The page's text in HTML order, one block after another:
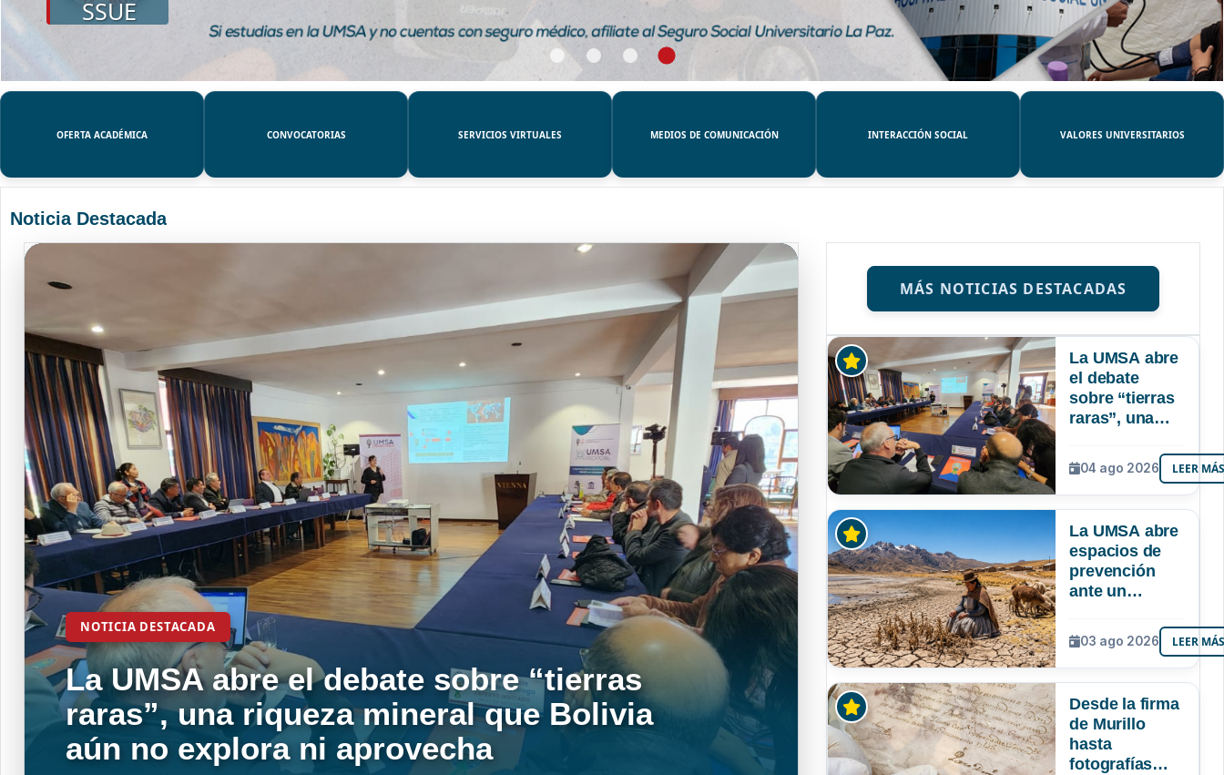
SSUE
OFERTA ACADÉMICA CONVOCATORIAS SERVICIOS VIRTUALES MEDIOS DE COMUNICACIÓN INTERACCIÓN SOCIAL VALORES UNIVERSITARIOS
Noticia Destacada
NOTICIA DESTACADA
La UMSA abre el debate sobre “tierras
raras”, una riqueza mineral que Bolivia
aún no explora ni aprovecha
MÁS NOTICIAS DESTACADAS
La UMSA abre
el debate
sobre “tierras
raras”, una
mineral que
Bolivia aún no
explora ni
04 ago 2026 LEER
La UMSA abre
espacios de
prevención
ante un
Niño que
podría superar
a los tres
Bolivia
03 ago 2026 LEER
Desde la firma
de Murillo
hasta
fotografías